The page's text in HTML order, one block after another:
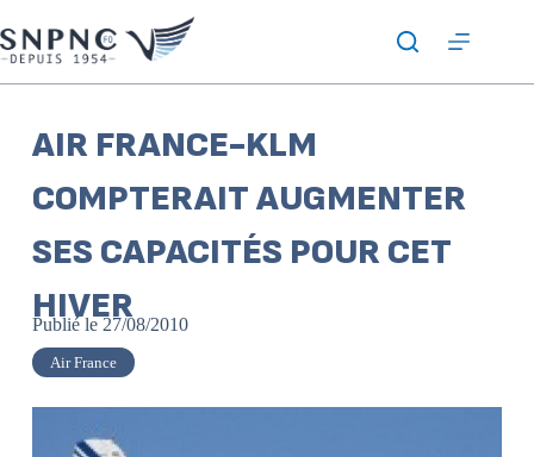
AIR FRANCE-KLM
COMPTERAIT AUGMENTER
SES CAPACITÉS POUR CET
HIVER
Publié le 27/08/2010
Air France